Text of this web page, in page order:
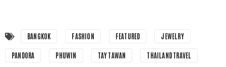
BANGKOK FASHION FEATURED JEWELRY
PANDORA PHUWIN TAY TAWAN THAILAND TRAVEL